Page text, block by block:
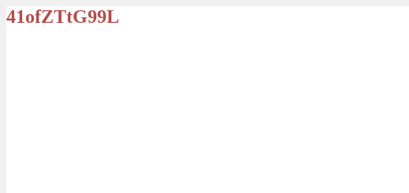
41ofZTtG99L